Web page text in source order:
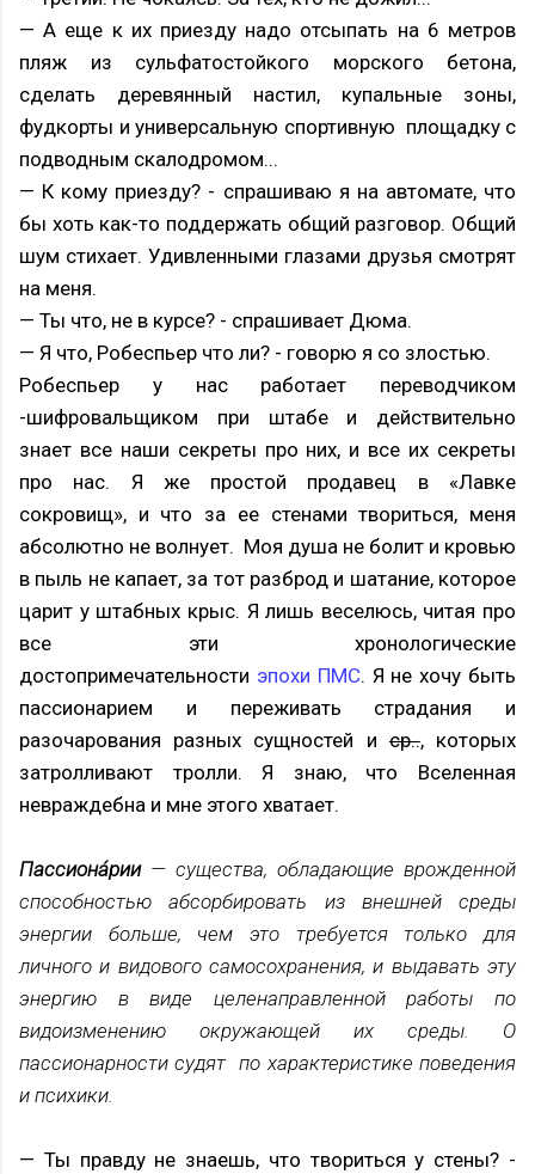
— А еще к их приезду надо отсыпать на 6 метров
пляж из сульфатостойкого морского бетона,
сделать деревянный настил, купальные зоны,
фудкорты и универсальную спортивную площадку с
подводным скалодромом...
— К кому приезду? - спрашиваю я на автомате, что
бы хоть как-то поддержать общий разговор. Общий
шум стихает. Удивленными глазами друзья смотрят
на меня.
— Ты что, не в курсе? - спрашивает Дюма.
— Я что, Робеспьер что ли? - говорю я со злостью.
Робеспьер у нас работает переводчиком
-шифровальщиком при штабе и действительно
знает все наши секреты про них, и все их секреты
про нас. Я же простой продавец в «Лавке
сокровищ», и что за ее стенами твориться, меня
абсолютно не волнует. Моя душа не болит и кровью
в пыль не капает, за тот разброд и шатание, которое
царит у штабных крыс. Я лишь веселюсь, читая про
все эти хронологические
достопримечательности эпохи ПМС. Я не хочу быть
пассионарием и переживать страдания и
разочарования разных сущностей иср.., которых
затролливают тролли. Я знаю, что Вселенная
невраждебна и мне этого хватает.
Пассиона́рии — существа, обладающие врожденной
способностью абсорбировать из внешней среды
энергии больше, чем это требуется только для
личного и видового самосохранения, и выдавать эту
энергию в виде целенаправленной работы по
видоизменению окружающей их среды. О
пассионарности судят по характеристике поведения
и психики.
— Ты правду не знаешь, что твориться у стены? -